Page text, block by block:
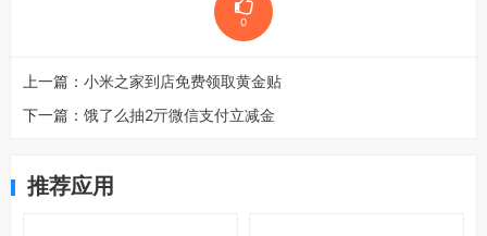
0
上一篇： 小米之家到店免费领取黄金贴
下一篇： 饿了么抽2亓微信支付立减金
推荐应用